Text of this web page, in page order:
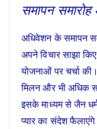
समापन
अधिवेशन के समापन
अपने विचार साझा
योजनाओं पर चर्चा
मिलन और भी अधिक
इसके माध्यम से जैन
प्यार का संदेश